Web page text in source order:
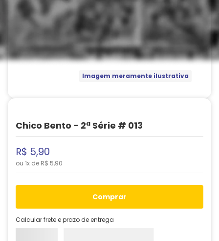
Imagem meramente ilustrativa
Chico Bento - 2ª Série # 013
R$ 5,90
ou 1x de R$ 5,90
comprar
Calcular frete e prazo de entrega